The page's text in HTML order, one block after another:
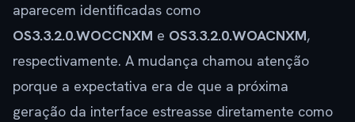
aparecem identificadas como
OS3.3.2.0.WOCCNXM e OS3.3.2.0.WOACNXM,
respectivamente. A mudança chamou atenção
porque a expectativa era de que a próxima
geração da interface estreasse diretamente como